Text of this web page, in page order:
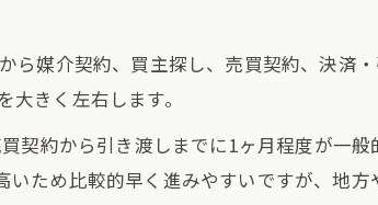
媒介契約、買主探し、売買契約、決済
きく左右します。
契約から引き渡しまでに1ヶ月程度が一般
ため比較的早く進みやすいですが、地方